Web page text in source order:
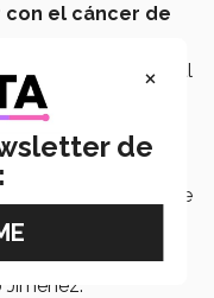
con el cáncer de
“Una mirada al
convivieron
con cáncer
en remisión.
y mujeres con
a conocer mediante
y una mujer con
fotografías que
la enfermedad”
×
de